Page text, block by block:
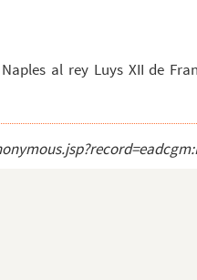
al rey Luys XII de